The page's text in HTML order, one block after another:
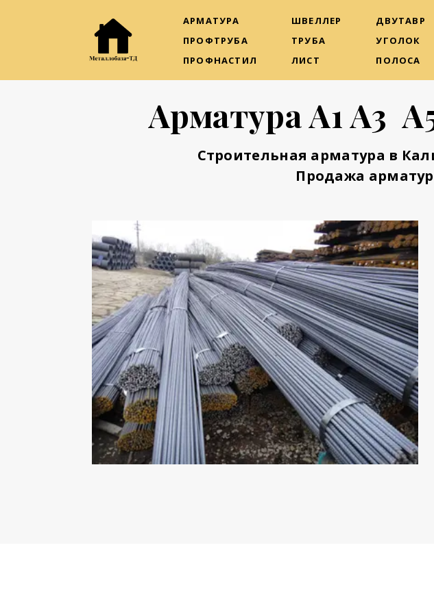
АРМАТУРА
ПРОФТРУБА
ПРОФНАСТИЛ
ШВЕЛЛЕР
ТРУБА
ЛИСТ
ДВУТАВР
УГОЛОК
ПОЛОСА
Арматура А1 А3
Строительная арматура в
Продажа